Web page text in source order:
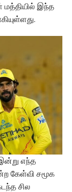
மத்தியில் இந்த
எந்த
கேள்வி சமூக
சில